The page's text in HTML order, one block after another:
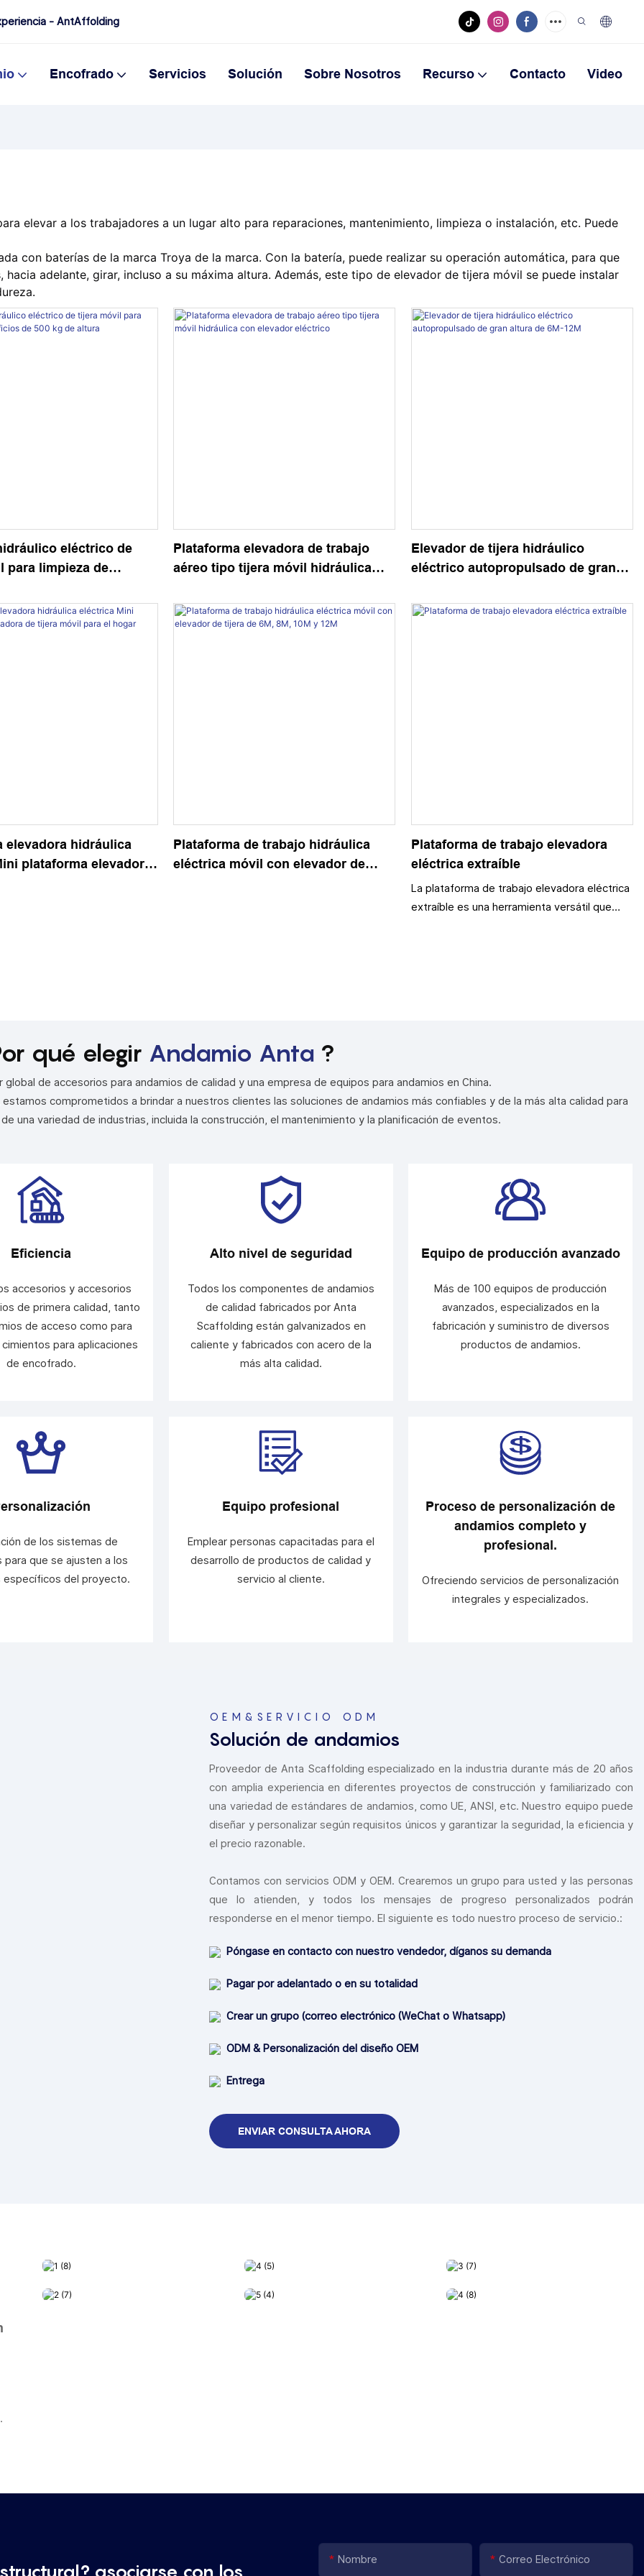
- AntAffolding
Encofrado Servicios Solución Sobre Nosotros Recurso Contacto Video
elevar a los trabajadores a un lugar alto para reparaciones, mantenimiento, limpieza o instalación, etc. Puede
con baterías de la marca Troya de la marca. Con la batería, puede realizar su operación automática, para que
adelante, girar, incluso a su máxima altura. Además, este tipo de elevador de tijera móvil se puede instalar
eléctrico de
para limpieza de
Plataforma elevadora de trabajo
aéreo tipo tijera móvil hidráulica
Elevador de tijera hidráulico
eléctrico autopropulsado de gran
elevadora hidráulica
plataforma elevadora
Plataforma de trabajo hidráulica
eléctrica móvil con elevador de
Plataforma de trabajo elevadora
eléctrica extraíble
La plataforma de trabajo elevadora eléctrica
extraíble es una herramienta versátil que
qué elegir Andamio Anta ?
de accesorios para andamios de calidad y una empresa de equipos para andamios en China.
comprometidos a brindar a nuestros clientes las soluciones de andamios más confiables y de la más alta calidad para
una variedad de industrias, incluida la construcción, el mantenimiento y la planificación de eventos.
Eficiencia
accesorios y accesorios
de primera calidad, tanto
de acceso como para
para aplicaciones
de encofrado.
Alto nivel de seguridad
Todos los componentes de andamios
de calidad fabricados por Anta
Scaffolding están galvanizados en
caliente y fabricados con acero de la
más alta calidad.
Equipo de producción avanzado
Más de 100 equipos de producción
avanzados, especializados en la
fabricación y suministro de diversos
productos de andamios.
de los sistemas de
para que se ajusten a los
específicos del proyecto.
Equipo profesional
Emplear personas capacitadas para el
desarrollo de productos de calidad y
servicio al cliente.
Proceso de personalización de
andamios completo y
profesional.
Ofreciendo servicios de personalización
integrales y especializados.
OEM&SERVICIO ODM
Solución de andamios
Proveedor de Anta Scaffolding especializado en la industria durante más de 20 años
con amplia experiencia en diferentes proyectos de construcción y familiarizado con
una variedad de estándares de andamios, como UE, ANSI, etc. Nuestro equipo puede
diseñar y personalizar según requisitos únicos y garantizar la seguridad, la eficiencia y
el precio razonable.
Contamos con servicios ODM y OEM. Crearemos un grupo para usted y las personas
que lo atienden, y todos los mensajes de progreso personalizados podrán
responderse en el menor tiempo. El siguiente es todo nuestro proceso de servicio.:
Póngase en contacto con nuestro vendedor, díganos su demanda
Pagar por adelantado o en su totalidad
Crear un grupo (correo electrónico (WeChat o Whatsapp)
ODM & Personalización del diseño OEM
Entrega
ENVIAR CONSULTA AHORA
asociarse con los
Nombre Correo Electrónico